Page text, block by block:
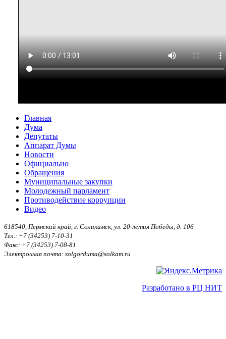
Главная
Дума
Депутаты
Аппарат Думы
Новости
Официально
Обращения
Муниципальные закупки
Молодежный парламент
Противодействие коррупции
Видео
618540, Пермский край, г. Соликамск, ул. 20-летия Победы, д. 106
Тел.: +7 (34253) 7-10-31
Факс: +7 (34253) 7-08-81
Электронная почта: solgorduma@solkam.ru
Разработано в РЦ НИТ